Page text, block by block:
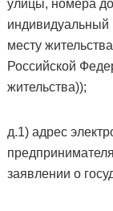
улицы, номера
индивидуальный
месту
Российской
жительства));
д.1) адрес
заявлении о